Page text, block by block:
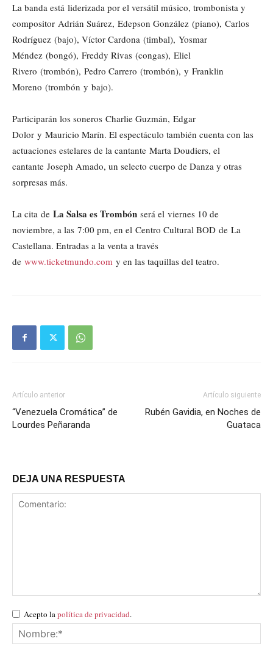
La banda está liderizada por el versátil músico, trombonista y
compositor Adrián Suárez, Edepson González (piano), Carlos
Rodríguez (bajo), Víctor Cardona (timbal), Yosmar
Méndez (bongó), Freddy Rivas (congas), Eliel
Rivero (trombón), Pedro Carrero (trombón), y Franklin
Moreno (trombón y bajo).
Participarán los soneros Charlie Guzmán, Edgar
Dolor y Mauricio Marín. El espectáculo también cuenta con las
actuaciones estelares de la cantante Marta Doudiers, el
cantante Joseph Amado, un selecto cuerpo de Danza y otras
sorpresas más.
La cita de La Salsa es Trombón será el viernes 10 de
noviembre, a las 7:00 pm, en el Centro Cultural BOD de La
Castellana. Entradas a la venta a través
de www.ticketmundo.com y en las taquillas del teatro.
Artículo anterior
“Venezuela Cromática” de
Lourdes Peñaranda
Artículo siguiente
Rubén Gavidia, en Noches de
Guataca
DEJA UNA RESPUESTA
Acepto lapolítica de privacidad.